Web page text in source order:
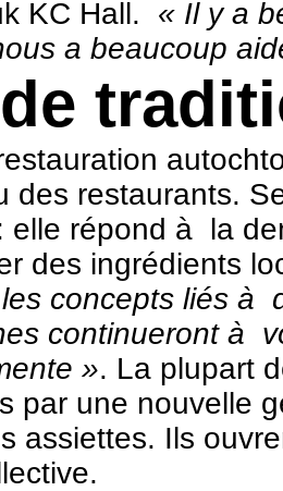
KC Hall. « Il y a
a beaucoup
des restaurants.
elle répond à la
des ingrédients
concepts liés à
continueront à
». La plupart
par une nouvelle
assiettes. Ils